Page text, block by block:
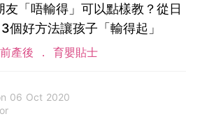
友「唔輸得」可以點樣教？從日
個好方法讓孩子「輸得起」
產後 育嬰貼士
06 Oct 2020